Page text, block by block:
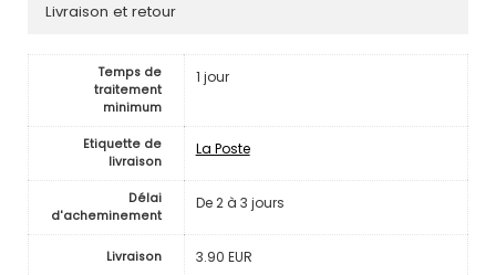
Livraison et retour
Temps de
traitement
minimum
1 jour
Etiquette de
livraison
La Poste
Délai
d'acheminement
De 2 à 3 jours
Livraison 3.90 EUR